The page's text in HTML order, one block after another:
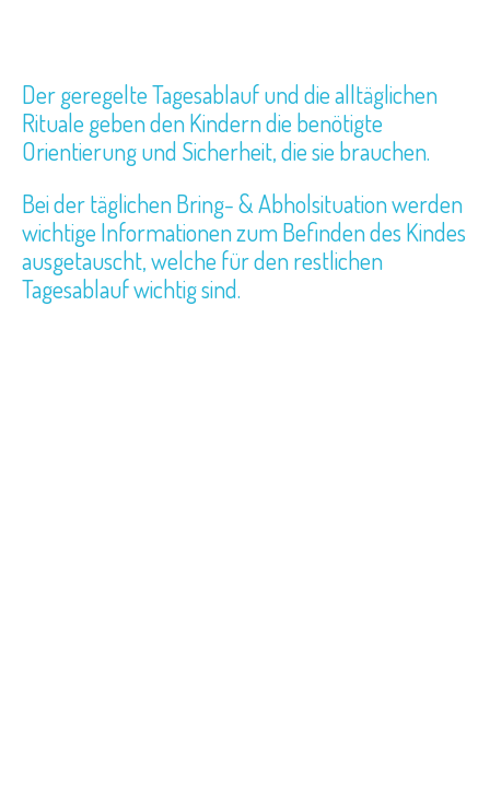
Der geregelte Tagesablauf und die alltäglichen
Rituale geben den Kindern die benötigte
Orientierung und Sicherheit, die sie brauchen.
Bei der täglichen Bring- & Abholsituation werden
wichtige Informationen zum Befinden des Kindes
ausgetauscht, welche für den restlichen
Tagesablauf wichtig sind.